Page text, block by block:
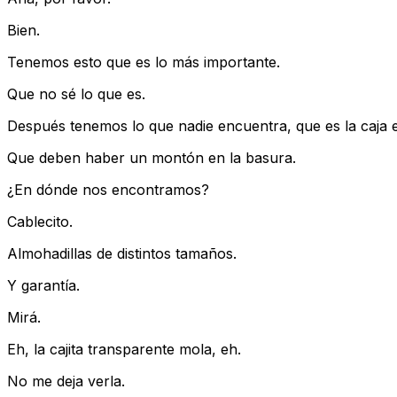
Bien.
Tenemos esto que es lo más importante.
Que no sé lo que es.
Después tenemos lo que nadie encuentra, que es la caja
Que deben haber un montón en la basura.
¿En dónde nos encontramos?
Cablecito.
Almohadillas de distintos tamaños.
Y garantía.
Mirá.
Eh, la cajita transparente mola, eh.
No me deja verla.